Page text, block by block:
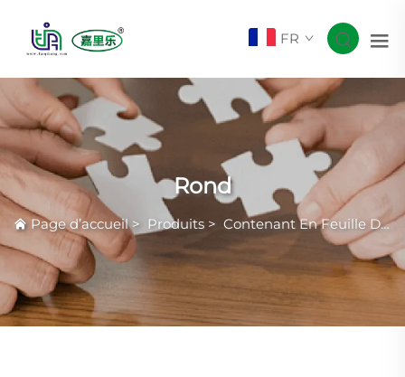
FR
Rond
Page d’accueil> Produits > Contenant En Feuille D'aluminium Smoothwall